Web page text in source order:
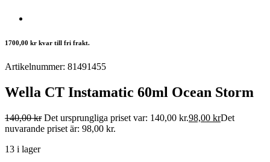
1700,00 kr kvar till fri frakt.
Artikelnummer: 81491455
Wella CT Instamatic 60ml Ocean Storm
140,00kr Det ursprungliga priset var: 140,00 kr.98,00 krDet
nuvarande priset är: 98,00 kr.
13 i lager